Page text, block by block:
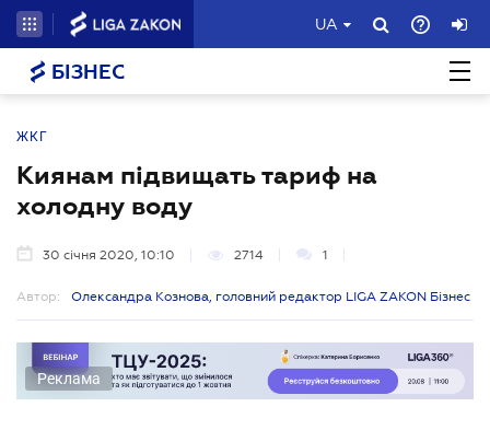
UA
БІЗНЕС
ЖКГ
Киянам підвищать тариф на
холодну воду
30 січня 2020, 10:10 2714 1
Автор: Олександра Кознова, головний редактор LIGA ZAKON Бізнес
Реклама